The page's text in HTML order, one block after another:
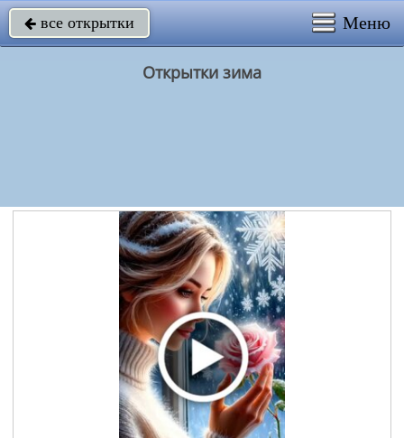
 все открытки Меню
Открытки зима